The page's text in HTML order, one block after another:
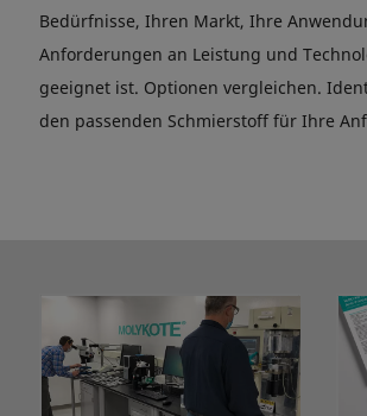
Bedürfnisse, Ihren Markt, Ihre
Anforderungen an Leistung und
geeignet ist. Optionen vergleichen.
den passenden Schmierstoff für Ihre